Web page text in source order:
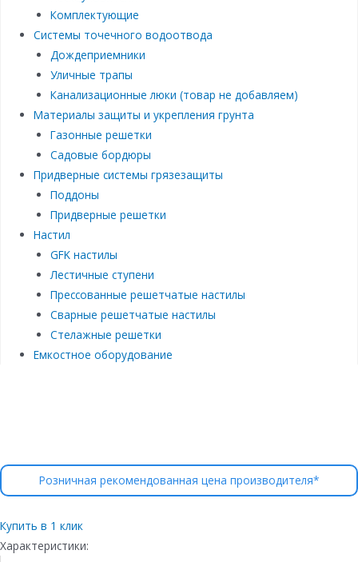
Комплектующие
Системы точечного водоотвода
Дождеприемники
Уличные трапы
Канализационные люки (товар не добавляем)
Материалы защиты и укрепления грунта
Газонные решетки
Садовые бордюры
Придверные системы грязезащиты
Поддоны
Придверные решетки
Настил
GFK настилы
Лестичные ступени
Прессованные решетчатые настилы
Сварные решетчатые настилы
Стелажные решетки
Емкостное оборудование
Розничная рекомендованная цена производителя*
Купить в 1 клик
Характеристики: